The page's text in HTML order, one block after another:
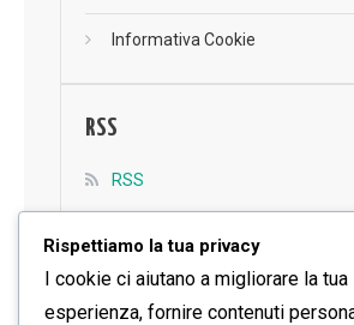
Informativa Cookie
RSS
RSS
SEGUICI SU FACEBOOK
Rispettiamo la tua privacy
I cookie ci aiutano a migliorare la tua
esperienza, fornire contenuti